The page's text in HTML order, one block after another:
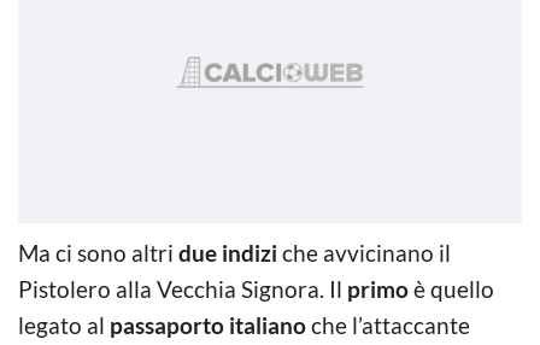
Ma ci sono altri due indizi che avvicinano il
Pistolero alla Vecchia Signora. Il primoè quello
legato al passaporto italianoche l’attaccante